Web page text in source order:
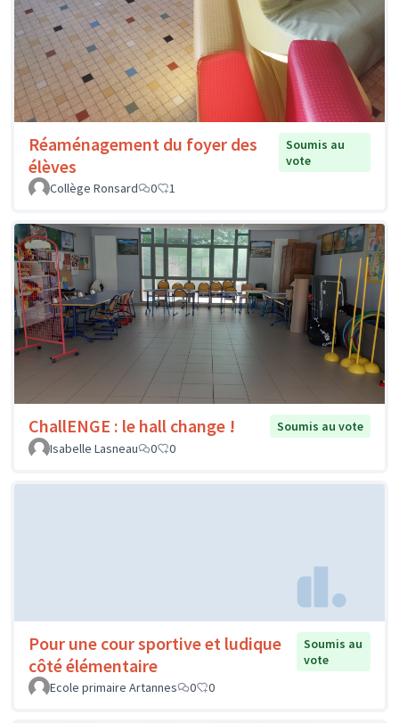
Réaménagement du foyer des
élèves
Soumis au
vote
Collège Ronsard
0 1
ChallENGE : le hall change !
Soumis au vote
Isabelle Lasneau
0 0
Pour une cour sportive et ludique
côté élémentaire
Soumis au
vote
Ecole primaire Artannes
0 0